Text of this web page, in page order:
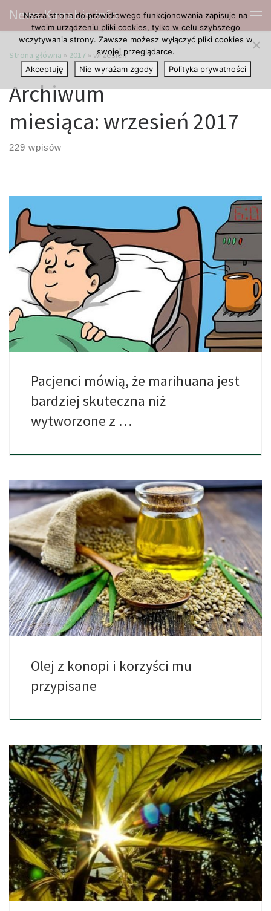
Przejdź do treści
News.Kanabis.info
Strona główna » 2017 » wrzesień
Archiwum
miesiąca: wrzesień 2017
229 wpisów
Pacjenci uzyskują lepsze wyniki w walce z chorobą za pomocą
[…]
Pacjenci mówią, że marihuana jest
bardziej skuteczna niż
wytworzone z …
Jeżeli na poważnie dbasz o swoje zdrowie i dobre
samopoczucie, […]
Olej z konopi i korzyści mu
przypisane
Działanie konopi może być bardzo różne: od euforii do uczucia
[…]
Nasza strona do prawidłowego funkcjonowania zapisuje na
twoim urządzeniu pliki cookies, tylko w celu szybszego
wczytywania strony. Zawsze możesz wyłączyć pliki cookies w
swojej przeglądarce.
Akceptuję
Nie wyrażam zgody Polityka prywatności